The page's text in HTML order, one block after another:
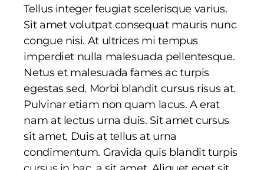
Tellus integer feugiat scelerisque varius.
Sit amet volutpat consequat mauris nunc
congue nisi. At ultrices mi tempus
imperdiet nulla malesuada pellentesque.
Netus et malesuada fames ac turpis
egestas sed. Morbi blandit cursus risus at.
Pulvinar etiam non quam lacus. A erat
nam at lectus urna duis. Sit amet cursus
sit amet. Duis at tellus at urna
condimentum. Gravida quis blandit turpis